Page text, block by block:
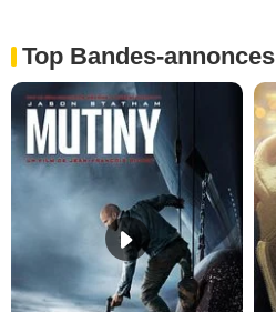
Top Bandes-annonces